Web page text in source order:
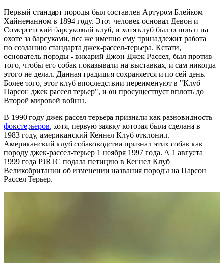
Первый стандарт породы был составлен Артуром Блейком
Хайнеманном в 1894 году. Этот человек основал Девон и
Сомерсетский барсуковый клуб, и хотя клуб был основан на
охоте за барсуками, все же именно ему принадлежит работа
по созданию стандарта джек-рассел-терьера. Кстати,
основатель породы - викарий Джон Джек Рассел, был против
того, чтобы его собак показывали на выставках, и сам никогда
этого не делал. Данная традиция сохраняется и по сей день.
Более того, этот клуб впоследствии переименуют в "Клуб
Парсон джек рассел терьер", и он просуществует вплоть до
Второй мировой войны.
В 1990 году джек рассел терьера признали как разновидность
фокстерьеров, хотя, первую заявку которая была сделана в
1983 году, американский Кеннел Клуб отклонил.
Американский клуб собаководства признал этих собак как
породу джек-рассел-терьер 1 ноября 1997 года. А 1 августа
1999 года PJRTC подала петицию в Кеннел Клуб
Великобритании об изменении названия породы на Парсон
Рассел Терьер.